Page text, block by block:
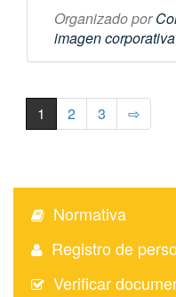
Organizado por
imagen
1 2 3 ⇨
Normativa
Registro de
Verificar